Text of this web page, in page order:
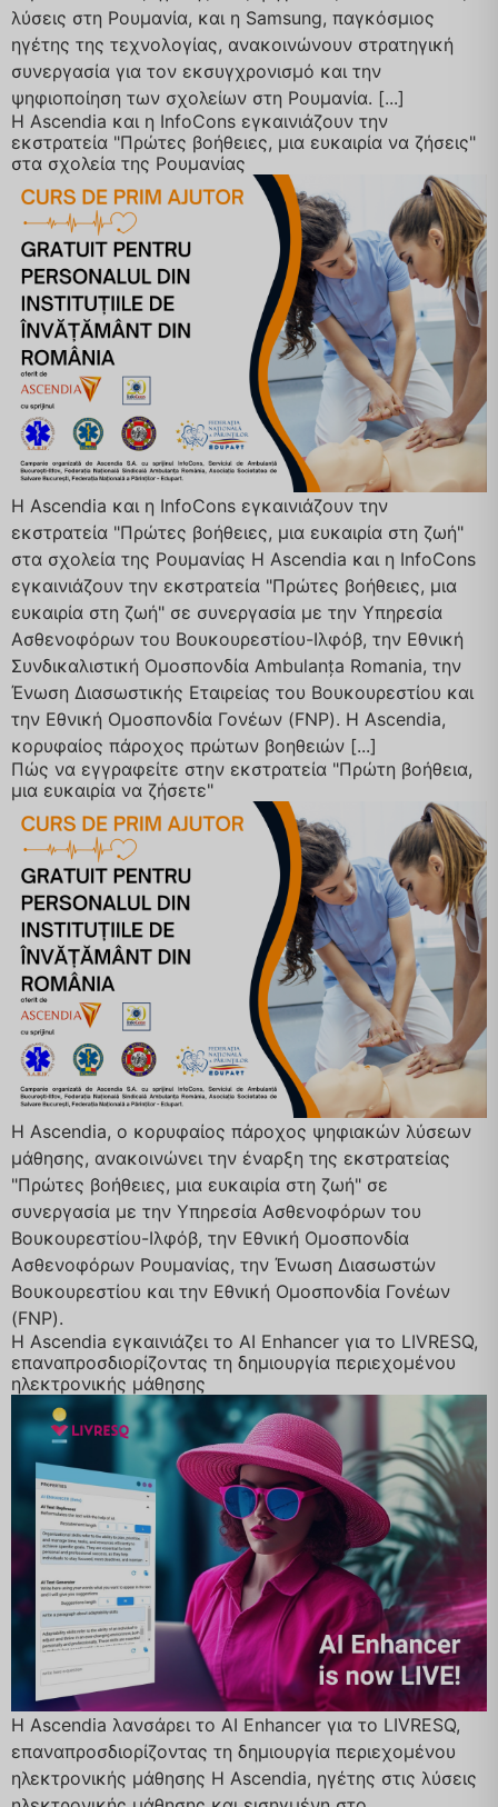
λύσεις στη Ρουμανία, και η Samsung, παγκόσμιος
ηγέτης της τεχνολογίας, ανακοινώνουν στρατηγική
συνεργασία για τον εκσυγχρονισμό και την
ψηφιοποίηση των σχολείων στη Ρουμανία. [...]
Η Ascendia και η InfoCons εγκαινιάζουν την
εκστρατεία "Πρώτες βοήθειες, μια ευκαιρία να ζήσεις"
στα σχολεία της Ρουμανίας
Η Ascendia και η InfoCons εγκαινιάζουν την
εκστρατεία "Πρώτες βοήθειες, μια ευκαιρία στη ζωή"
στα σχολεία της Ρουμανίας Η Ascendia και η InfoCons
εγκαινιάζουν την εκστρατεία "Πρώτες βοήθειες, μια
ευκαιρία στη ζωή" σε συνεργασία με την Υπηρεσία
Ασθενοφόρων του Βουκουρεστίου-Ιλφόβ, την Εθνική
Συνδικαλιστική Ομοσπονδία Ambulanța Romania, την
Ένωση Διασωστικής Εταιρείας του Βουκουρεστίου και
την Εθνική Ομοσπονδία Γονέων (FNP). Η Ascendia,
κορυφαίος πάροχος πρώτων βοηθειών [...]
Πώς να εγγραφείτε στην εκστρατεία "Πρώτη βοήθεια,
μια ευκαιρία να ζήσετε"
Η Ascendia, ο κορυφαίος πάροχος ψηφιακών λύσεων
μάθησης, ανακοινώνει την έναρξη της εκστρατείας
"Πρώτες βοήθειες, μια ευκαιρία στη ζωή" σε
συνεργασία με την Υπηρεσία Ασθενοφόρων του
Βουκουρεστίου-Ιλφόβ, την Εθνική Ομοσπονδία
Ασθενοφόρων Ρουμανίας, την Ένωση Διασωστών
Βουκουρεστίου και την Εθνική Ομοσπονδία Γονέων
(FNP).
Η Ascendia εγκαινιάζει το AI Enhancer για το LIVRESQ,
επαναπροσδιορίζοντας τη δημιουργία περιεχομένου
ηλεκτρονικής μάθησης
Η Ascendia λανσάρει το AI Enhancer για το LIVRESQ,
επαναπροσδιορίζοντας τη δημιουργία περιεχομένου
ηλεκτρονικής μάθησης Η Ascendia, ηγέτης στις λύσεις